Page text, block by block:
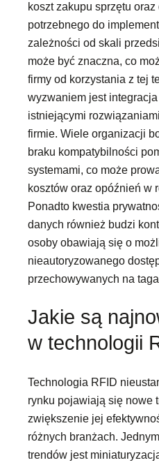
koszt zakupu sprzętu
potrzebnego do
zależności od skali
może być znaczna, co
firmy od korzystania z tej
wyzwaniem jest
istniejącymi
firmie. Wiele organizacji
braku kompatybilności
systemami, co może
kosztów oraz opóźnień w
Ponadto kwestia
danych również budzi
osoby obawiają się o
nieautoryzowanego
przechowywanych na
Jakie są
w technologii
Technologia RFID
rynku pojawiają się nowe
zwiększenie jej
różnych branżach.
trendów jest